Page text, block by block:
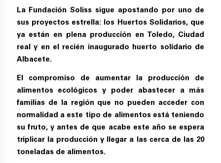
La Fundación Soliss sigue apostando por uno de
sus proyectos estrella: los Huertos Solidarios, que
ya están en plena producción en Toledo, Ciudad
real y en el recién inaugurado huerto solidario de
Albacete.
El compromiso de aumentar la producción de
alimentos ecológicos y poder abastecer a más
familias de la región que no pueden acceder con
normalidad a este tipo de alimentos está teniendo
su fruto, y antes de que acabe este año se espera
triplicar la producción y llegar a las cerca de las 20
toneladas de alimentos.